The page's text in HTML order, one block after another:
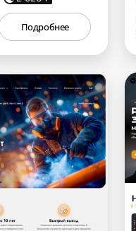
Подробнее